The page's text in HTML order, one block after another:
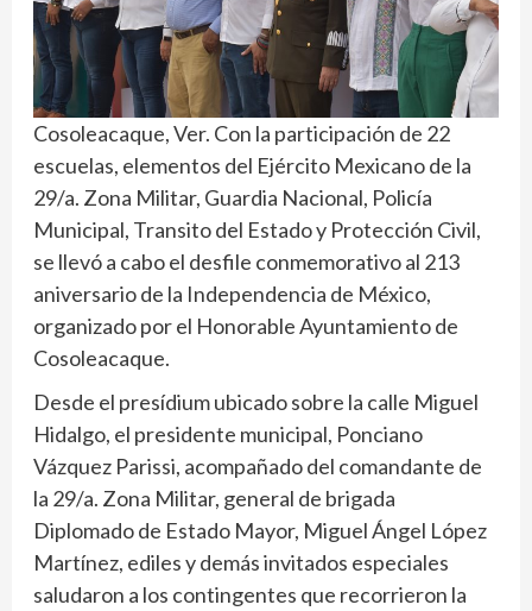
Cosoleacaque, Ver. Con la participación de 22
escuelas, elementos del Ejército Mexicano de la
29/a. Zona Militar, Guardia Nacional, Policía
Municipal, Transito del Estado y Protección Civil,
se llevó a cabo el desfile conmemorativo al 213
aniversario de la Independencia de México,
organizado por el Honorable Ayuntamiento de
Cosoleacaque.
Desde el presídium ubicado sobre la calle Miguel
Hidalgo, el presidente municipal, Ponciano
Vázquez Parissi, acompañado del comandante de
la 29/a. Zona Militar, general de brigada
Diplomado de Estado Mayor, Miguel Ángel López
Martínez, ediles y demás invitados especiales
saludaron a los contingentes que recorrieron la